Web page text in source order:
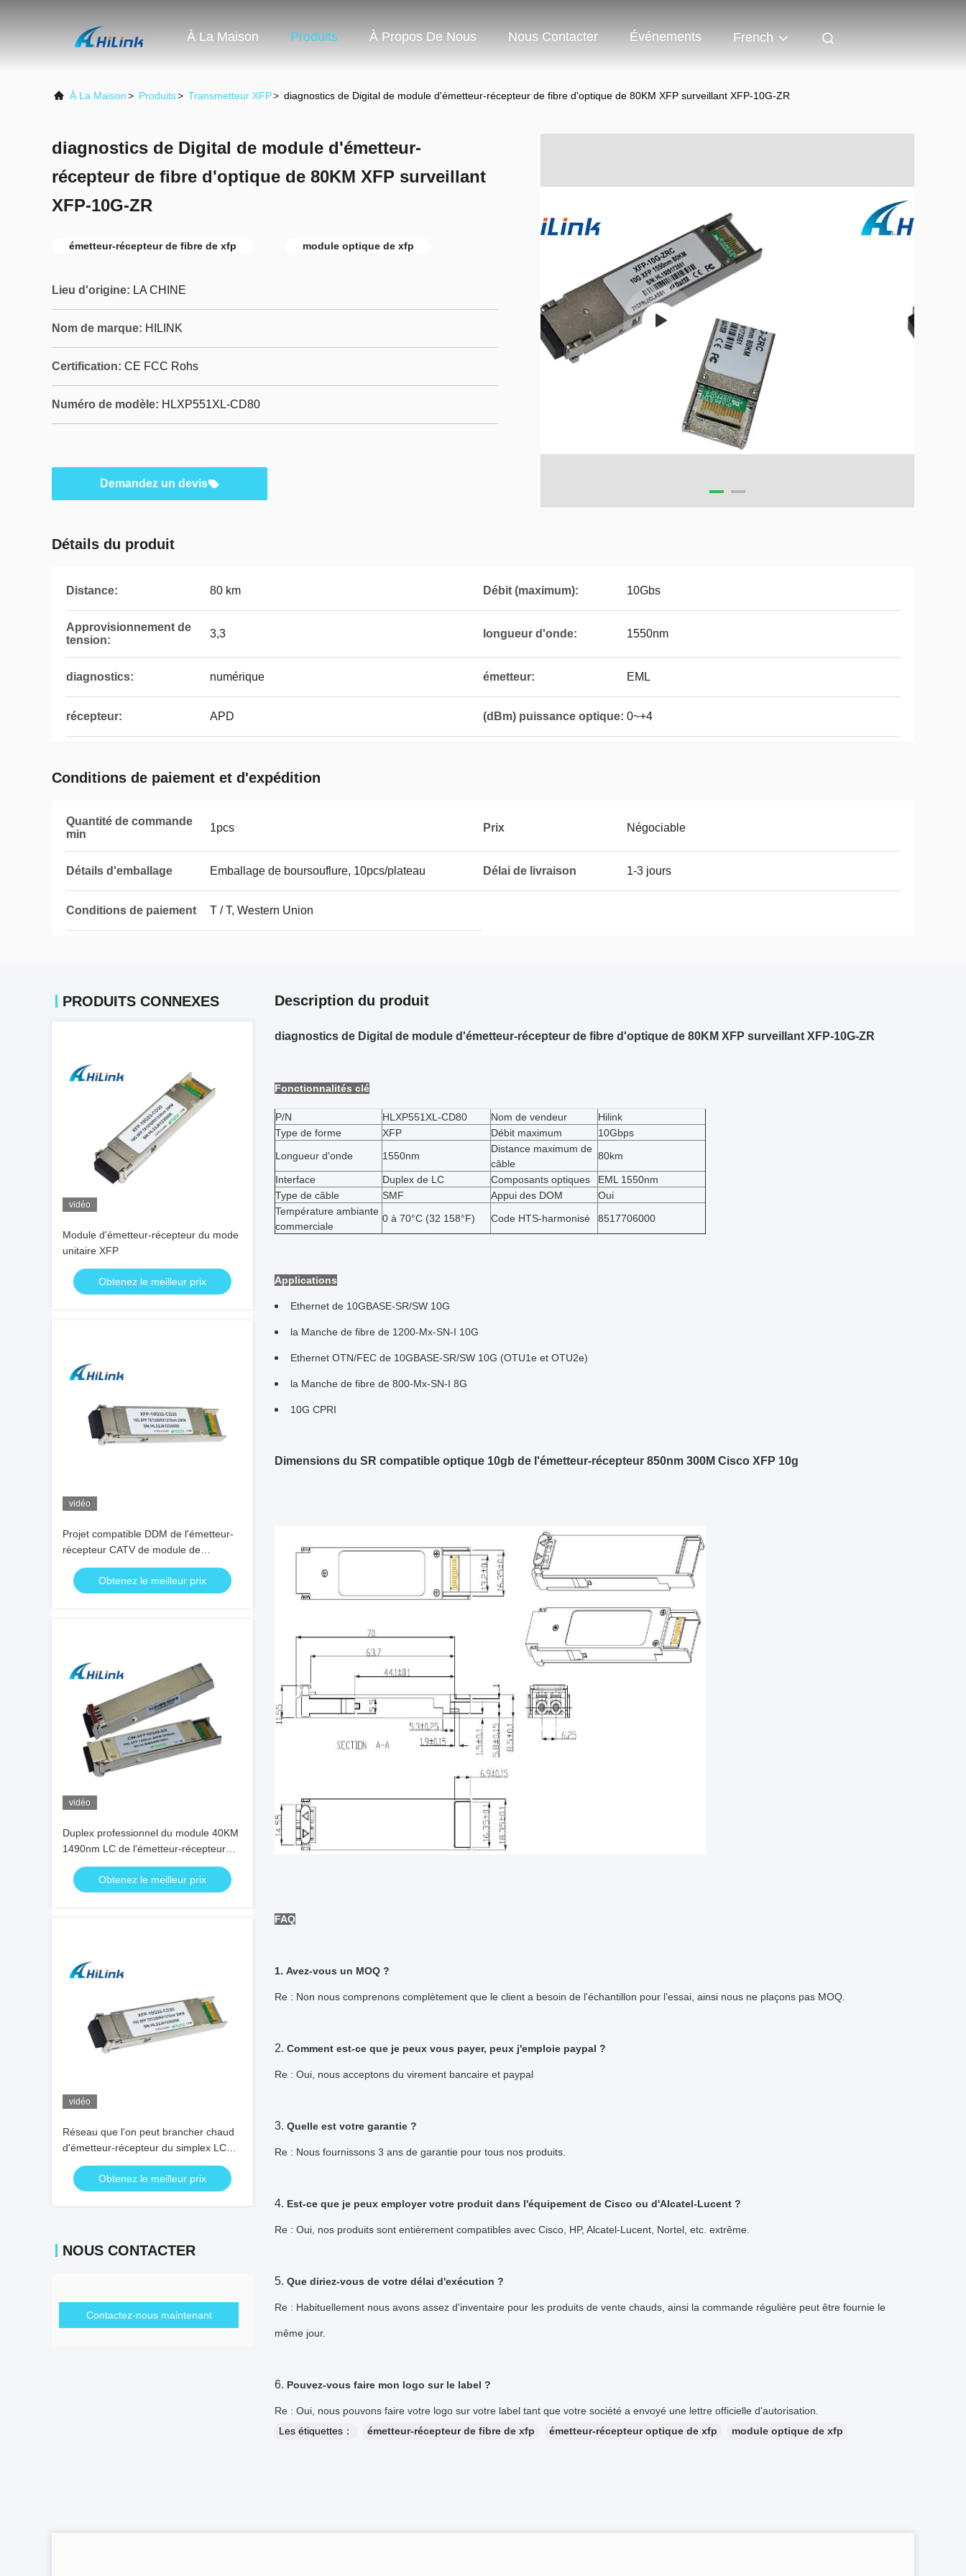
À La Maison Produits À Propos De Nous Nous Contacter Événements French
À La Maison> Produits> Transmetteur XFP> diagnostics de Digital de module d'émetteur-récepteur de fibre d'optique de 80KM XFP surveillant XFP-10G-ZR
diagnostics de Digital de module d'émetteur-
récepteur de fibre d'optique de 80KM XFP surveillant
XFP-10G-ZR
émetteur-récepteur de fibre de xfp module optique de xfp
Lieu d'origine: LA CHINE
Nom de marque: HILINK
Certification: CE FCC Rohs
Numéro de modèle: HLXP551XL-CD80
Demandez un devis
Détails du produit
Distance: 80 km Débit (maximum): 10Gbs
Approvisionnement de
tension:
3,3 longueur d'onde: 1550nm
diagnostics: numérique émetteur: EML
récepteur: APD (dBm) puissance optique: 0~+4
Conditions de paiement et d'expédition
Quantité de commande
min
1pcs Prix Négociable
Détails d'emballage Emballage de boursouflure, 10pcs/plateau Délai de livraison 1-3 jours
Conditions de paiement T / T, Western Union
PRODUITS CONNEXES
vidéo
Module d'émetteur-récepteur du mode
unitaire XFP
Obtenez le meilleur prix
vidéo
Projet compatible DDM de l'émetteur-
récepteur CATV de module de
Huawei/genévrier XFP 10G LR FC
Obtenez le meilleur prix
vidéo
Duplex professionnel du module 40KM
1490nm LC de l'émetteur-récepteur
CWDM d'ER 10G XFP avec DDM
Obtenez le meilleur prix
vidéo
Réseau que l'on peut brancher chaud
d'émetteur-récepteur du simplex LC
XFP, émetteur-récepteur de fibre de 10
gigabits Obtenez le meilleur prix
NOUS CONTACTER
Contactez-nous maintenant
Description du produit
diagnostics de Digital de module d'émetteur-récepteur de fibre d'optique de 80KM XFP surveillant XFP-10G-ZR
Fonctionnalités clé
P/N HLXP551XL-CD80 Nom de vendeur
Hilink
Type de forme
XFP Débit maximum
10Gbps
Longueur d'onde
1550nm
Distance maximum de
câble
80km
Interface Duplex de LC Composants optiques
EML 1550nm
Type de câble
SMF Appui des DOM
Oui
Température ambiante
commerciale
0 à 70°C (32 158°F) Code HTS-harmonisé 8517706000
Applications
Ethernet de 10GBASE-SR/SW 10G
la Manche de fibre de 1200-Mx-SN-I 10G
Ethernet OTN/FEC de 10GBASE-SR/SW 10G (OTU1e et OTU2e)
la Manche de fibre de 800-Mx-SN-I 8G
10G CPRI
Dimensions du SR compatible optique 10gb de l'émetteur-récepteur 850nm 300M Cisco XFP 10g
FAQ
1. Avez-vous un MOQ ?
Re : Non nous comprenons complètement que le client a besoin de l'échantillon pour l'essai, ainsi nous ne plaçons pas MOQ.
2. Comment est-ce que je peux vous payer, peux j'emploie paypal ?
Re : Oui, nous acceptons du virement bancaire et paypal
3. Quelle est votre garantie ?
Re : Nous fournissons 3 ans de garantie pour tous nos produits.
4. Est-ce que je peux employer votre produit dans l'équipement de Cisco ou d'Alcatel-Lucent ?
Re : Oui, nos produits sont entièrement compatibles avec Cisco, HP, Alcatel-Lucent, Nortel, etc. extrême.
5. Que diriez-vous de votre délai d'exécution ?
Re : Habituellement nous avons assez d'inventaire pour les produits de vente chauds, ainsi la commande régulière peut être fournie le
même jour.
6. Pouvez-vous faire mon logo sur le label ?
Re : Oui, nous pouvons faire votre logo sur votre label tant que votre société a envoyé une lettre officielle d'autorisation.
Les étiquettes：
émetteur-récepteur de fibre de xfp émetteur-récepteur optique de xfp module optique de xfp